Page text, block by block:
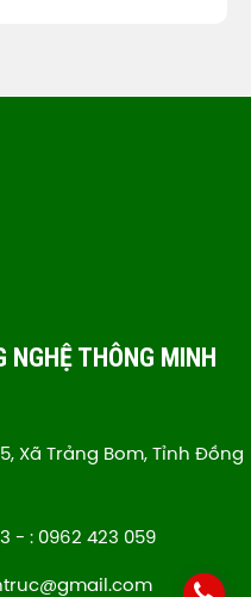
NGHỆ THÔNG MINH
Xã Trảng Bom, Tỉnh Đồng
- : 0962 423 059